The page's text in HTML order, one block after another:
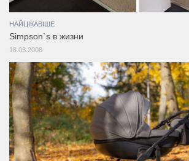
НАЙЦІКАВІШЕ
Simpson`s в жизни
18.03.2008